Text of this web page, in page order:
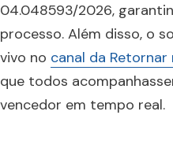
04.048593/2026,
processo. Além disso, o
vivo no canal da Retornar
que todos
vencedor em tempo real.